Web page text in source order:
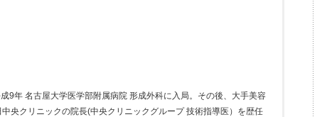
9年 名古屋大学医学部附属病院 形成外科に入局。その後、大手美容
央クリニックの院長(中央クリニックグループ 技術指導医）を歴任